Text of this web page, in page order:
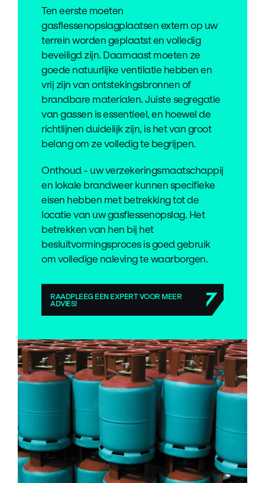
Ten eerste moeten
gasflessenopslagplaatsen extern op uw
terrein worden geplaatst en volledig
beveiligd zijn. Daarnaast moeten ze
goede natuurlijke ventilatie hebben en
vrij zijn van ontstekingsbronnen of
brandbare materialen. Juiste segregatie
van gassen is essentieel, en hoewel de
richtlijnen duidelijk zijn, is het van groot
belang om ze volledig te begrijpen.
Onthoud - uw verzekeringsmaatschappij
en lokale brandweer kunnen specifieke
eisen hebben met betrekking tot de
locatie van uw gasflessenopslag. Het
betrekken van hen bij het
besluitvormingsproces is goed gebruik
om volledige naleving te waarborgen.
RAADPLEEG EEN EXPERT VOOR MEER
ADVIES!